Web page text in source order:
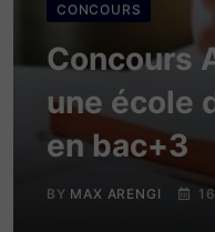
CONCOURS
Concours
une école
en bac+3
BY MAX ARENGI